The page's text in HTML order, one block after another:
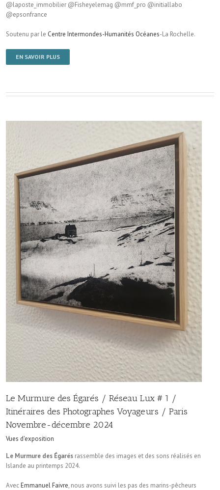
@laposte_immobilier @Fisheyelemag @mmf_pro @initiallabo
@epsonfrance
Soutenu par le Centre Intermondes-Humanités Océanes-La Rochelle.
EN SAVOIR PLUS
Le Murmure des Égarés / Réseau Lux # 1 /
Itinéraires des Photographes Voyageurs / Paris
Novembre-décembre 2024
Vues d'exposition
Le Murmure des Égarés rassemble des images et des sons réalisés en
Islande au printemps 2024.
AvecEmmanuel Faivre, nous avons suivi les pas des marins-pêcheurs